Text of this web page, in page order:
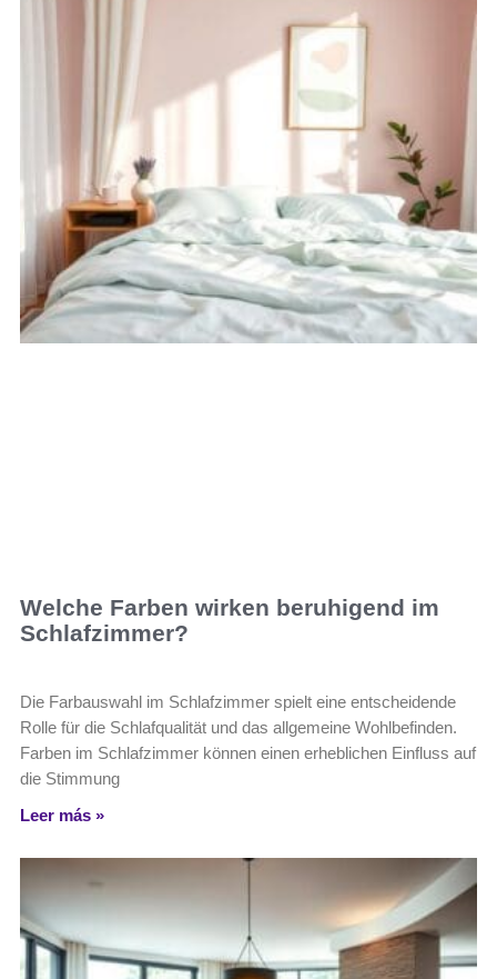
Welche Farben wirken beruhigend im
Schlafzimmer?
Die Farbauswahl im Schlafzimmer spielt eine entscheidende
Rolle für die Schlafqualität und das allgemeine Wohlbefinden.
Farben im Schlafzimmer können einen erheblichen Einfluss auf
die Stimmung
Leer más »